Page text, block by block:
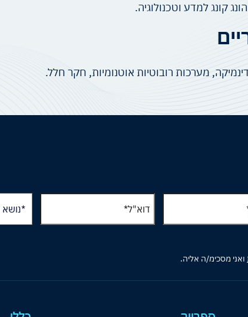
קונג למדע וטכנולוגיה.
מערכות רובוטיות אוטנומיות, חקר חלל.
ואני מסכימ/ה אליה.